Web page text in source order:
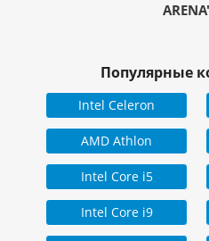
Популярные
Intel Celeron
AMD Athlon
Intel Core i5
Intel Core i9